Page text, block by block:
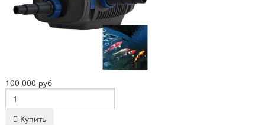
100 000 руб
Купить